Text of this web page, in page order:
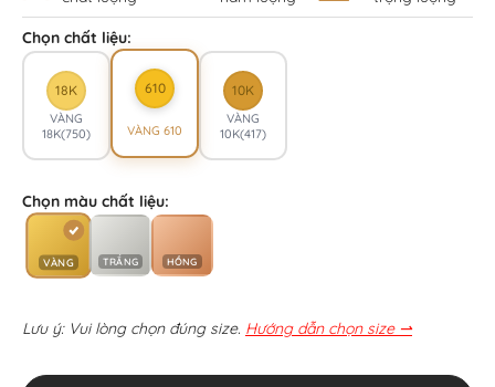
Chọn chất liệu:
18K
VÀNG
18K(750)
610
VÀNG 610
10K
VÀNG
10K(417)
Chọn màu chất liệu:
VÀNG TRẮNG HỒNG
Lưu ý: Vui lòng chọn đúng size. Hướng dẫn chọn size ⇀